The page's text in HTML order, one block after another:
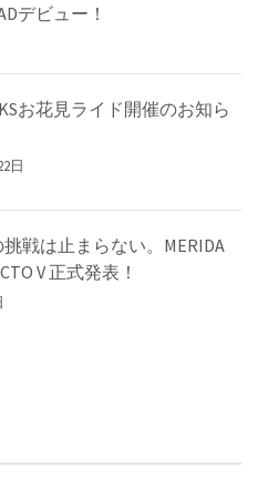
デビュー！
お花見ライド開催のお知ら
日
戦は止まらない。MERIDA
V 正式発表！